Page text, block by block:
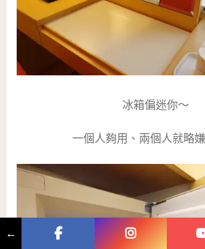
冰箱偏迷你～
一個人夠用、兩個人就略
←